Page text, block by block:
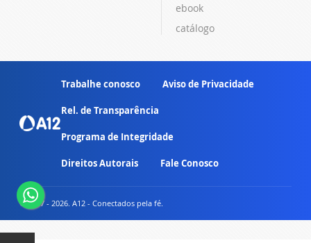
ebook
catálogo
Trabalhe conosco Aviso de Privacidade
Rel. de Transparência
Programa de Integridade
Direitos Autorais Fale Conosco
© 2007 - 2026. A12 - Conectados pela fé.